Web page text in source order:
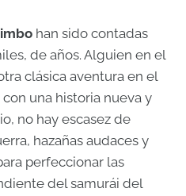
han sido contadas
de años. Alguien en el
clásica aventura en el
con una historia nueva y
no hay escasez de
hazañas audaces y
perfeccionar las
del samurái del